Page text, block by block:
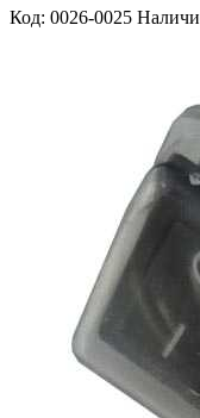
Код: 0026-0025